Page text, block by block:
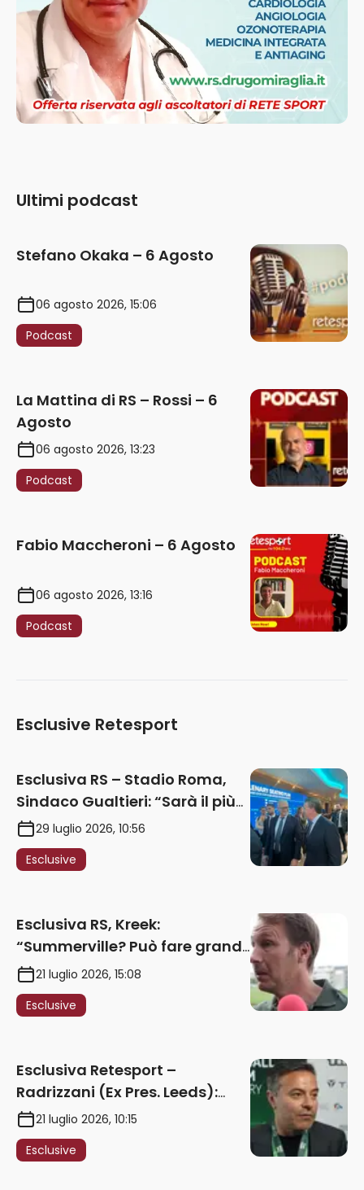
Ultimi podcast
Stefano Okaka – 6 Agosto
06 agosto 2026, 15:06
Podcast
La Mattina di RS – Rossi – 6
Agosto
06 agosto 2026, 13:23
Podcast
Fabio Maccheroni – 6 Agosto
06 agosto 2026, 13:16
Podcast
Esclusive Retesport
Esclusiva RS – Stadio Roma,
Sindaco Gualtieri: “Sarà il più
iconico del mondo. Assoluta
unità politica. Prima pietra nel
2027. Ricorsi strumentali?
29 luglio 2026, 10:56
Esclusive
Esclusiva RS, Kreek:
“Summerville? Può fare grandi
cose in Serie A. Godts deve
maturare esperienza per
giocare nella Roma”
21 luglio 2026, 15:08
Esclusive
Esclusiva Retesport –
Radrizzani (Ex Pres. Leeds):
“Summerville ragazzo
speciale, in Italia con Gasp
può esplodere
21 luglio 2026, 10:15
Esclusive